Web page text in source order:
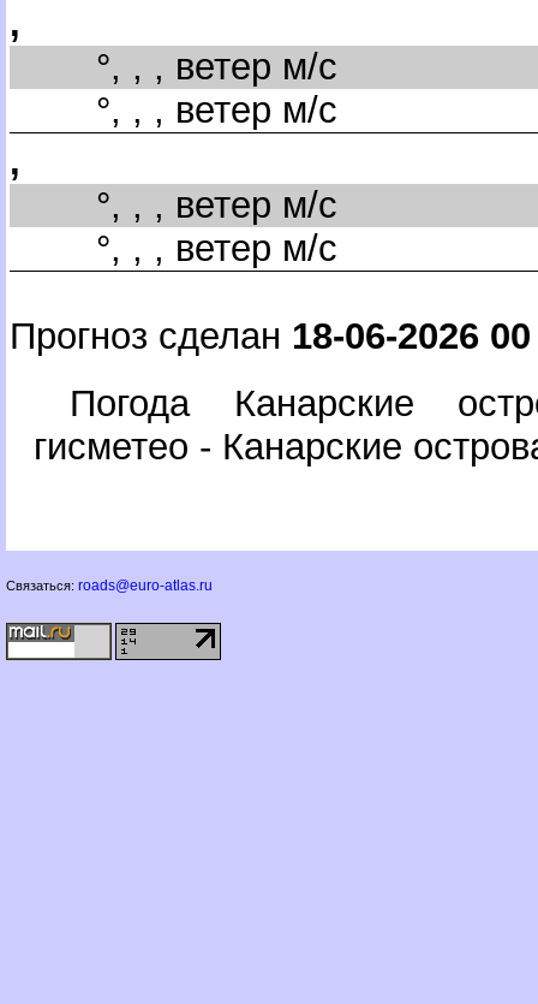
,
°, , , ветер м/с
°, , , ветер м/с
,
°, , , ветер м/с
°, , , ветер м/с
Прогноз сделан 18-06-2026
Погода Канарские
исметео - Канарские
Связаться: roads@euro-atlas.ru